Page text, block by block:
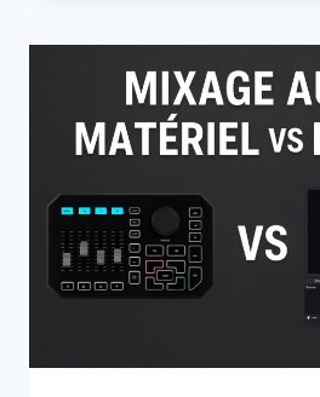
AUDIO
ET
VIDÉO
DANS
OBS
UNE
SYNCHRO
PARFAITE
?